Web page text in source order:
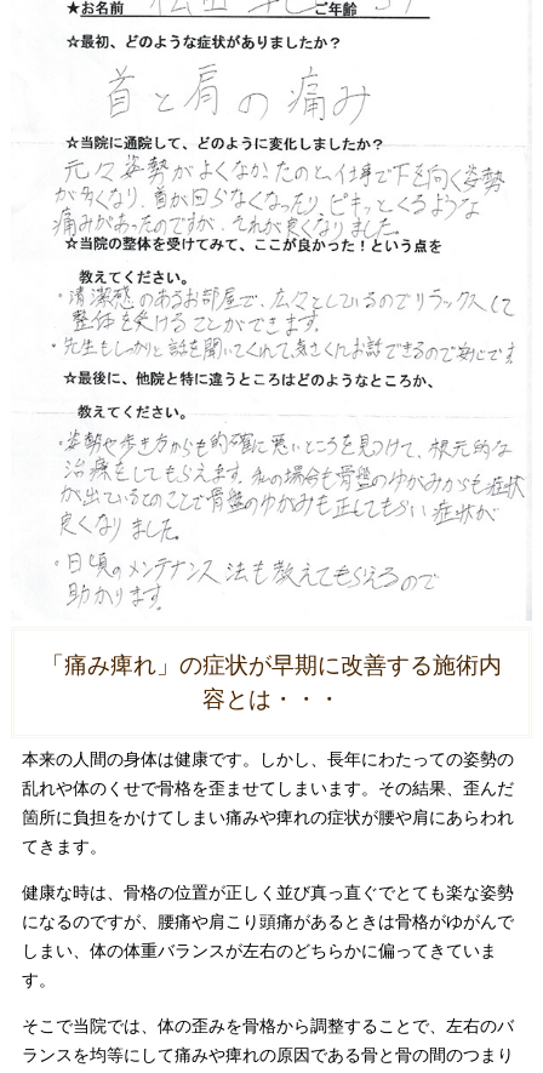
「痛み痺れ」の症状が早期に改善する施術内
容とは・・・
本来の人間の身体は健康です。しかし、長年にわたっての姿勢の
乱れや体のくせで骨格を歪ませてしまいます。その結果、歪んだ
箇所に負担をかけてしまい痛みや痺れの症状が腰や肩にあらわれ
てきます。
健康な時は、骨格の位置が正しく並び真っ直ぐでとても楽な姿勢
になるのですが、腰痛や肩こり頭痛があるときは骨格がゆがんで
しまい、体の体重バランスが左右のどちらかに偏ってきていま
す。
そこで当院では、体の歪みを骨格から調整することで、左右のバ
ランスを均等にして痛みや痺れの原因である骨と骨の間のつまり